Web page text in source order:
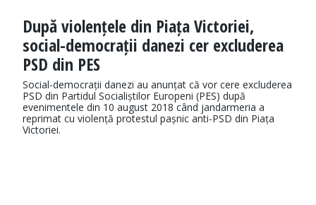
După violențele din Piața Victoriei,
social-democrații danezi cer excluderea
PSD din PES
Social-democrații danezi au anunțat că vor cere excluderea
PSD din Partidul Socialiștilor Europeni (PES) după
evenimentele din 10 august 2018 când jandarmeria a
reprimat cu violență protestul pașnic anti-PSD din Piața
Victoriei.